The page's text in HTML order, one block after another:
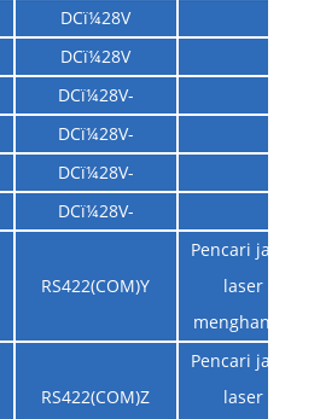
DCï¼28V
DCï¼28V
DCï¼28V-
DCï¼28V-
DCï¼28V-
DCï¼28V-
RS422(COM)Y
Pencari jarak
laser
menghantar
RS422(COM)Z
Pencari jarak
laser